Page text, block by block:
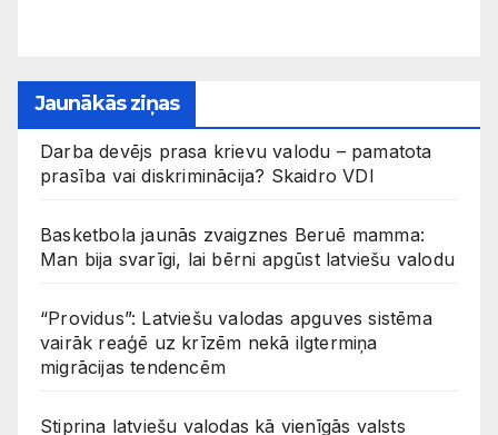
Jaunākās ziņas
Darba devējs prasa krievu valodu – pamatota
prasība vai diskriminācija? Skaidro VDI
Basketbola jaunās zvaigznes Beruē mamma:
Man bija svarīgi, lai bērni apgūst latviešu valodu
“Providus”: Latviešu valodas apguves sistēma
vairāk reaģē uz krīzēm nekā ilgtermiņa
migrācijas tendencēm
Stiprina latviešu valodas kā vienīgās valsts